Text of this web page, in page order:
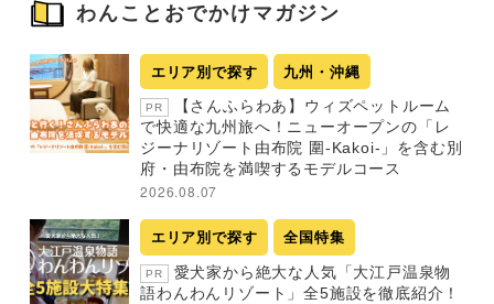
わんことおでかけマガジン
エリア別で探す 九州・沖縄
PR
【さんふらわあ】ウィズペットルーム
で快適な九州旅へ！ニューオープンの「レ
ジーナリゾート由布院 圍-Kakoi-」を含む別
府・由布院を満喫するモデルコース
2026.08.07
エリア別で探す 全国特集
PR
愛犬家から絶大な人気「大江戸温泉物
語わんわんリゾート」全5施設を徹底紹介！